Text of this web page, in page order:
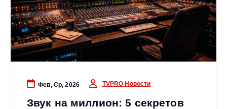
Фев, Ср, 2026 TVPRO Новости
Звук на миллион: 5 секретов